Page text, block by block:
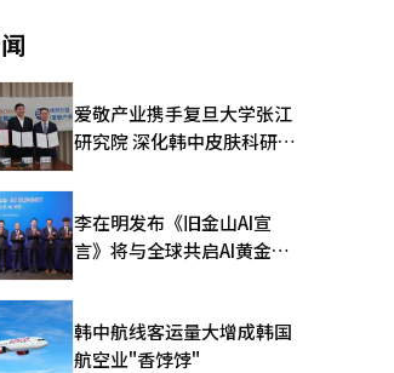
爱敬产业携手复旦大学张江
研究院 深化韩中皮肤科研合
李在明发布《旧金山AI宣
言》将与全球共启AI黄金时
韩中航线客运量大增成韩国
航空业"香饽饽"